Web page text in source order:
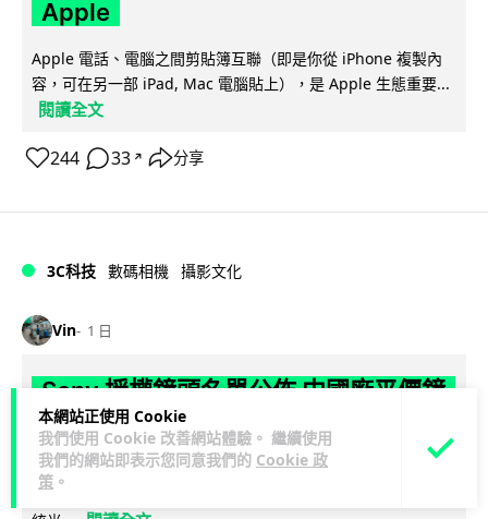
本網站正使用 Cookie
我們使用 Cookie 改善網站體驗。 繼續使用
我們的網站即表示您同意我們的 Cookie 政
策 。
Apple
Apple 電話、電腦之間剪貼簿互聯（即是你從 iPhone 複製內
容，可在另一部 iPad, Mac 電腦貼上），是 Apple 生態重要...
閱讀全文
244 33 ↗ 分享
3C科技 數碼相機 攝影文化
Vin 1 日
Sony 授權鏡頭名單公佈 中國廠平價鏡
頭全數缺席 Nikon 已告唯卓仕侵權
Sony 公佈截至 2026 年 7 月的 E-Mount 鏡頭官方授權合作夥
伴名單，共 9 間夥伴入圍，包括蔡司、富士、適馬、騰龍等傳